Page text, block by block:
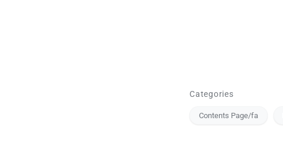
Categories
Contents Page/fa